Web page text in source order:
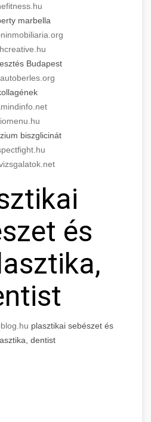
marbella
Budapest
biszglicinát
és
plasztikai sebészet és
dentist